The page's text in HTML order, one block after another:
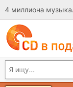
4 миллиона